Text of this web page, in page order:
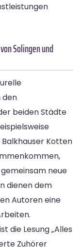
Solingen und
den
beiden Städte
Kotten
neue
dienen dem
Autoren eine
die Lesung „Alles
Zuhörer